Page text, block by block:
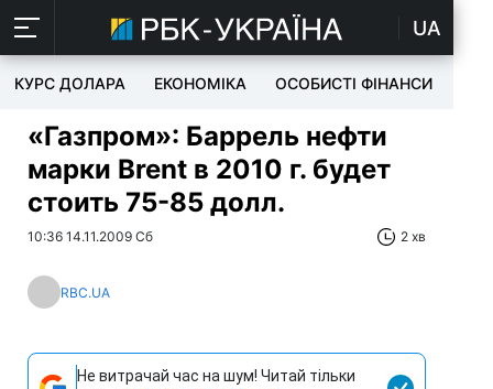
UA
КУРС ДОЛАРА ЕКОНОМІКА ОСОБИСТІ ФІНАНСИ
«Газпром»: Баррель нефти
марки Brent в 2010 г. будет
стоить 75-85 долл.
10:36 14.11.2009 Сб 2 хв
RBC.UA
Не витрачай час на шум! Читай тільки